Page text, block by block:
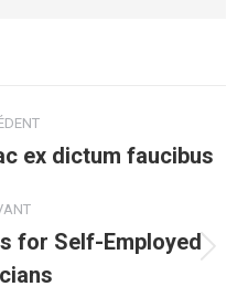
Article
:
ex dictum faucibus
suivant
for Self-Employed